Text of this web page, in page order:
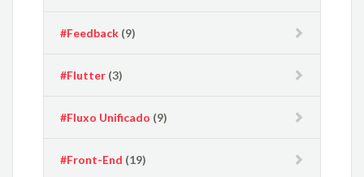
#Feedback (9)
#Flutter (3)
#Fluxo Unificado (9)
#Front-End (19)